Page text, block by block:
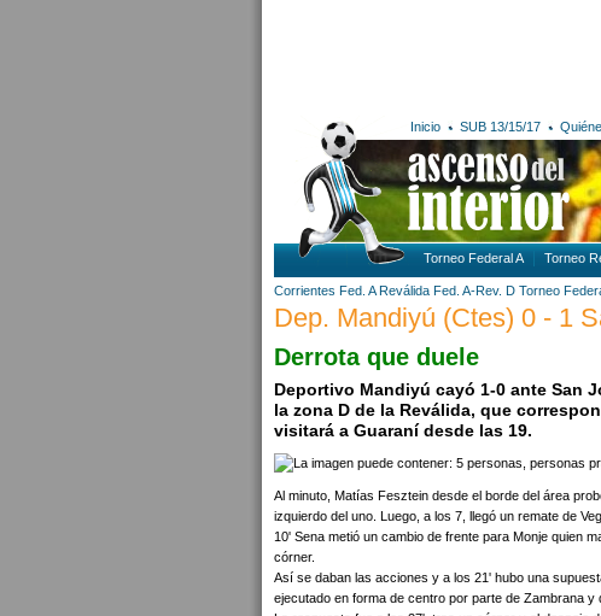
Inicio SUB 13/15/17
Torneo Federal A Torneo
Corrientes Fed. A Reválida Fed. A-Rev. D Torneo
Dep. Mandiyú (Ctes) 0 - 1
Derrota que duele
Deportivo Mandiyú cayó 1-0 ante San
la zona D de la Reválida, que
visitará a Guaraní desde las 19.
Al minuto, Matías Fesztein desde el borde del área
izquierdo del uno. Luego, a los 7, llegó un remate de
10' Sena metió un cambio de frente para Monje quien
córner.
Así se daban las acciones y a los 21' hubo una
ejecutado en forma de centro por parte de Zambrana y